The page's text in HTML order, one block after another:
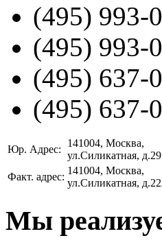
(495) 993-
(495) 993-
(495) 637-
(495) 637-
Юр. Адрес:
141004, Москва,
ул.Силикатная, д.29
Факт. адрес:
141004, Москва,
ул.Силикатная,
Мы